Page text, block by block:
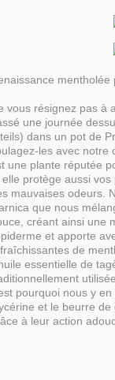
mentholée
vous résignez pas à
une journée
dans un pot de
les avec notre
une plante réputée
elle protège aussi
mauvaises odeurs.
que nous
créant ainsi une
et apporte
de
essentielle de
pourquoi nous y
et le beurre
à leur action